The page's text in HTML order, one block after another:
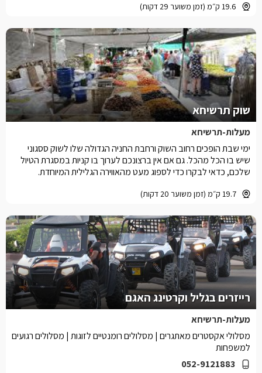
19.6 ק״מ (זמן משוער 29 דקות)
שוק תרשיחא
מעלות-תרשיחא
19.7 ק״מ (זמן משוער 20 דקות)
ימי שבת הופכים רחוב השוק ורחבת החניה הגדולה שלו לשוק ססגוני
שיש בו הכל מהכל. גם אם אין ברצונכם לערוך בו קניות במסגרת הטיול
שלכם, כדאי לבקרו כדי לספוג מעט מהאווירה הגלילית המיוחדת.
רייזרים בגליל וקרטינג האגם
מעלות-תרשיחא
052-9121883
מסלולי אקסטרים מאתגרים | מסלולים רומנטיים לזוגות | מסלולים רגועים
למשפחות